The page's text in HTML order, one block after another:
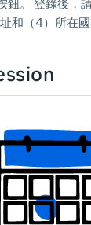
鈕。 登錄後，
和（4）所在